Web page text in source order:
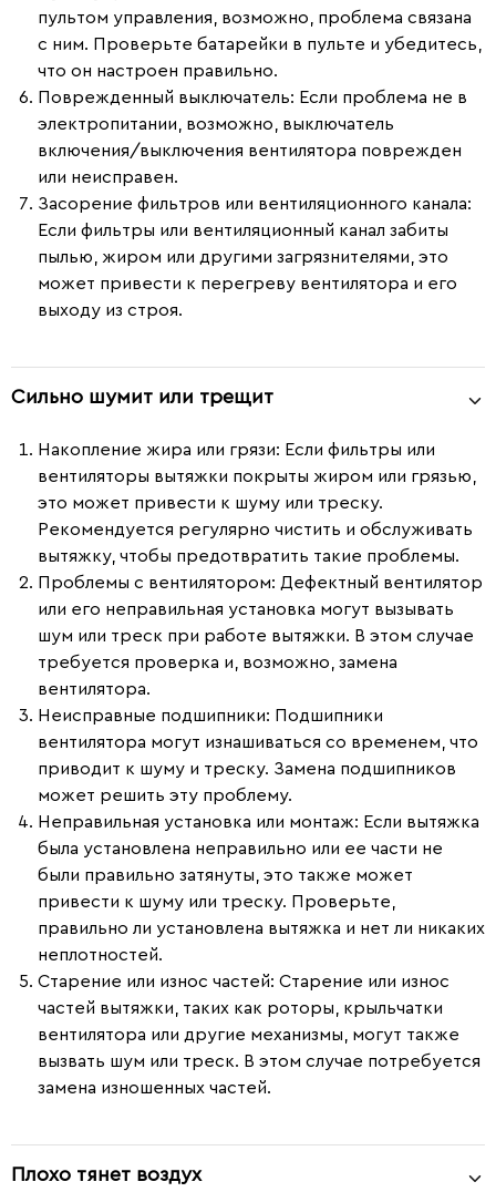
пультом управления, возможно, проблема связана
с ним. Проверьте батарейки в пульте и убедитесь,
что он настроен правильно.
Поврежденный выключатель: Если проблема не в
электропитании, возможно, выключатель
включения/выключения вентилятора поврежден
или неисправен.
Засорение фильтров или вентиляционного канала:
Если фильтры или вентиляционный канал забиты
пылью, жиром или другими загрязнителями, это
может привести к перегреву вентилятора и его
выходу из строя.
Сильно шумит или трещит
Накопление жира или грязи: Если фильтры или
вентиляторы вытяжки покрыты жиром или грязью,
это может привести к шуму или треску.
Рекомендуется регулярно чистить и обслуживать
вытяжку, чтобы предотвратить такие проблемы.
Проблемы с вентилятором: Дефектный вентилятор
или его неправильная установка могут вызывать
шум или треск при работе вытяжки. В этом случае
требуется проверка и, возможно, замена
вентилятора.
Неисправные подшипники: Подшипники
вентилятора могут изнашиваться со временем, что
приводит к шуму и треску. Замена подшипников
может решить эту проблему.
Неправильная установка или монтаж: Если вытяжка
была установлена неправильно или ее части не
были правильно затянуты, это также может
привести к шуму или треску. Проверьте,
правильно ли установлена вытяжка и нет ли никаких
неплотностей.
Старение или износ частей: Старение или износ
частей вытяжки, таких как роторы, крыльчатки
вентилятора или другие механизмы, могут также
вызвать шум или треск. В этом случае потребуется
замена изношенных частей.
Плохо тянет воздух